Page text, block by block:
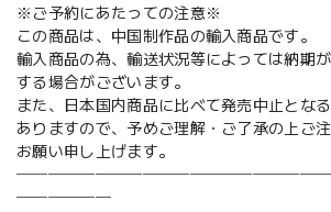
※ご予約にあたっての注意※
この商品は、中国制作品の輸入商品です。
輸入商品の為、輸送状況等によっては納期
する場合がございます。
また、日本国内商品に比べて発売中止とな
ありますので、予めご理解・ご了承の上ご
お願い申し上げます。
──────